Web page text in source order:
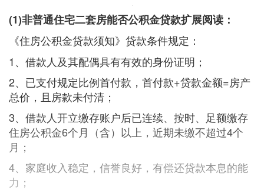
(1)非普通住宅二套房能否公积金贷款扩展阅读：
《住房公积金贷款须知》贷款条件规定：
1、借款人及其配偶具有有效的身份证明；
2、已支付规定比例首付款，首付款+贷款金额=房产
总价，且房款未付清；
3、借款人开立缴存账户后已连续、按时、足额缴存
住房公积金6个月（含）以上，近期未缴不超过4个
月；
4、家庭收入稳定，信誉良好，有偿还贷款本息的能
力；